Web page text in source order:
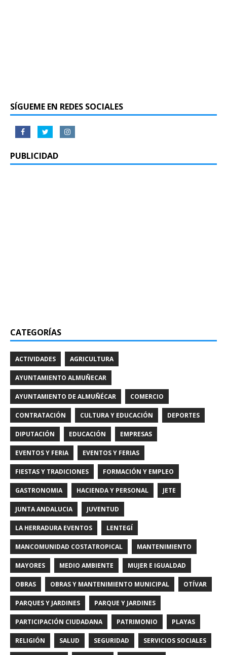
SÍGUEME EN REDES SOCIALES
PUBLICIDAD
CATEGORÍAS
ACTIVIDADES AGRICULTURA
AYUNTAMIENTO ALMUÑECAR
AYUNTAMIENTO DE ALMUÑÉCAR COMERCIO
CONTRATACIÓN CULTURA Y EDUCACIÓN DEPORTES
DIPUTACIÓN EDUCACIÓN EMPRESAS
EVENTOS Y FERIA EVENTOS Y FERIAS
FIESTAS Y TRADICIONES FORMACIÓN Y EMPLEO
GASTRONOMIA HACIENDA Y PERSONAL JETE
JUNTA ANDALUCIA JUVENTUD
LA HERRADURA EVENTOS LENTEGÍ
MANCOMUNIDAD COSTATROPICAL MANTENIMIENTO
MAYORES MEDIO AMBIENTE MUJER E IGUALDAD
OBRAS OBRAS Y MANTENIMIENTO MUNICIPAL OTÍVAR
PARQUES Y JARDINES PARQUE Y JARDINES
PARTICIPACIÓN CIUDADANA PATRIMONIO PLAYAS
RELIGIÓN SALUD SEGURIDAD SERVICIOS SOCIALES